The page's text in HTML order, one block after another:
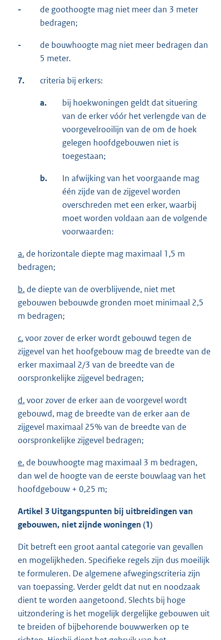
-
de goothoogte mag niet meer dan 3 meter
bedragen;
-
de bouwhoogte mag niet meer bedragen dan
5 meter.
7. criteria bij erkers:
a.
bij hoekwoningen geldt dat situering
van de erker vóór het verlengde van de
voorgevelrooilijn van de om de hoek
gelegen hoofdgebouwen niet is
toegestaan;
b.
In afwijking van het voorgaande mag
één zijde van de zijgevel worden
overschreden met een erker, waarbij
moet worden voldaan aan de volgende
voorwaarden:
a. de horizontale diepte mag maximaal 1,5 m
bedragen;
b. de diepte van de overblijvende, niet met
gebouwen bebouwde gronden moet minimaal 2,5
m bedragen;
c.voor zover de erker wordt gebouwd tegen de
zijgevel van het hoofgebouw mag de breedte van de
erker maximaal 2/3 van de breedte van de
oorspronkelijke zijgevel bedragen;
d.voor zover de erker aan de voorgevel wordt
gebouwd, mag de breedte van de erker aan de
zijgevel maximaal 25% van de breedte van de
oorspronkelijke zijgevel bedragen;
e. de bouwhoogte mag maximaal 3 m bedragen,
dan wel de hoogte van de eerste bouwlaag van het
hoofdgebouw + 0,25 m;
Artikel 3 Uitgangspunten bij uitbreidingen van
gebouwen, niet zijnde woningen (1)
Dit betreft een groot aantal categorie van gevallen
en mogelijkheden. Specifieke regels zijn dus moeilijk
te formuleren. De algemene afwegingscriteria zijn
van toepassing. Verder geldt dat nut en noodzaak
dient te worden aangetoond. Slechts bij hoge
uitzondering is het mogelijk dergelijke gebouwen uit
te breiden of bijbehorende bouwwerken op te